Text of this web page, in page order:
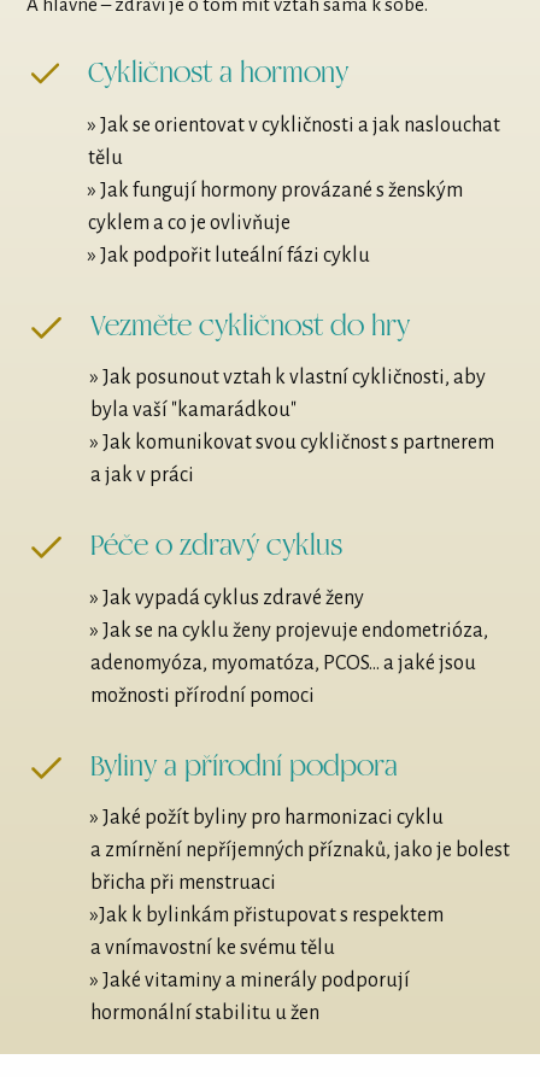
A hlavně – zdraví je o tom mít vztah sama k sobě.
Cykličnost a hormony
» Jak se orientovat v cykličnosti a jak naslouchat
tělu
» Jak fungují hormony provázané s ženským
cyklem a co je ovlivňuje
» Jak podpořit luteální fázi cyklu
Vezměte cykličnost do hry
» Jak posunout vztah k vlastní cykličnosti, aby
byla vaší "kamarádkou"
» Jak komunikovat svou cykličnost s partnerem
a jak v práci
Péče o zdravý cyklus
» Jak vypadá cyklus zdravé ženy
» Jak se na cyklu ženy projevuje endometrióza,
adenomyóza, myomatóza, PCOS... a jaké jsou
možnosti přírodní pomoci
Byliny a přírodní podpora
» Jaké požít byliny pro harmonizaci cyklu
a zmírnění nepříjemných příznaků, jako je bolest
břicha při menstruaci
»Jak k bylinkám přistupovat s respektem
a vnímavostní ke svému tělu
» Jaké vitaminy a minerály podporují
hormonální stabilitu u žen